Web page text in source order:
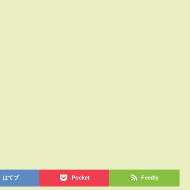
はてブ Pocket Feedly